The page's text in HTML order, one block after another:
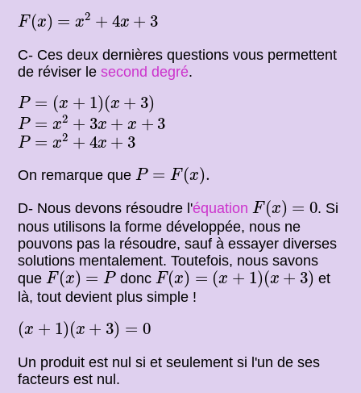
F(x) = x2 + 4x + 3
F(x )= +4 x 3
C- Ces deux dernières questions vous permettent
de réviser lesecond degré.
P = (x + 1)(x + 3)
P= + )( x+3
P = x2 + 3x + x + 3
P= 2+3 x +x+3
P = x2 + 4x + 3
P= 2+4 x +3
On remarque que P = F(x).
P= x).
D- Nous devons résoudre l'équation F(x) = 0
F(x )=
. Si
nous utilisons la forme développée, nous ne
pouvons pas la résoudre, sauf à essayer diverses
solutions mentalement. Toutefois, nous savons
queF(x) = P
F(x)=P donc F(x) = (x + 1)(x + 3)
F(x)=(x+1) (x+3)
et
là, tout devient plus simple !
(x + 1)(x + 3) = 0
( 1 )(x+ ) =0
Un produit est nul si et seulement si l'un de ses
facteurs est nul.